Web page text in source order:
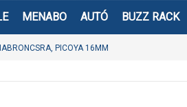
MENABO AUTÓ BUZZ RACK
PICOYA 16MM